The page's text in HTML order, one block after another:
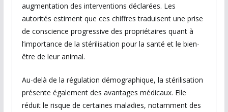
augmentation des interventions déclarées. Les
autorités estiment que ces chiffres traduisent une prise
de conscience progressive des propriétaires quant à
l’importance de la stérilisation pour la santé et le bien-
être de leur animal.
Au-delà de la régulation démographique, la stérilisation
présente également des avantages médicaux. Elle
réduit le risque de certaines maladies, notamment des